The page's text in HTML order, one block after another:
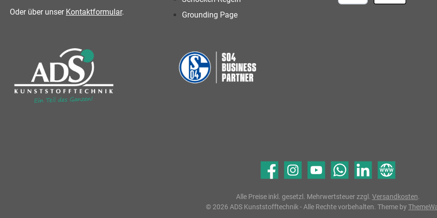
Oder über unser Kontaktformular.
Grounding Page
FacebookInstagramYouTube WhatsAppLinkedIn Website
Alle Preise inkl. gesetzl. Mehrwertsteuer zzgl. Versandkosten.
© 2026 ADS Kunststofftechnik - Alle Rechte vorbehalten. Theme by